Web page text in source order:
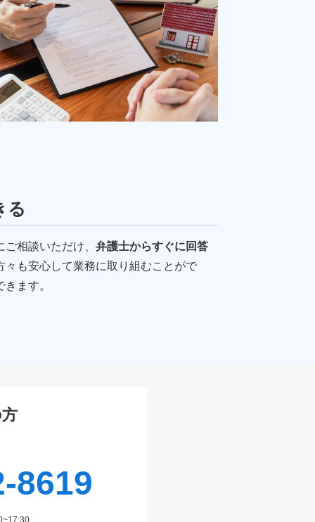
る
相談いただけ、 弁護士からすぐに回答
々も安心して業務に取り組むことがで
ます。
8619